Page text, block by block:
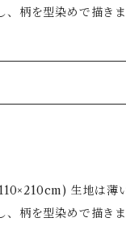
柄を型染めで描き
や 生地の左右で大きく染め分け
＊すべて手染めゆえ、多少の風
いでお手入れして
らかくチクチクしな
柄を型染めで描き